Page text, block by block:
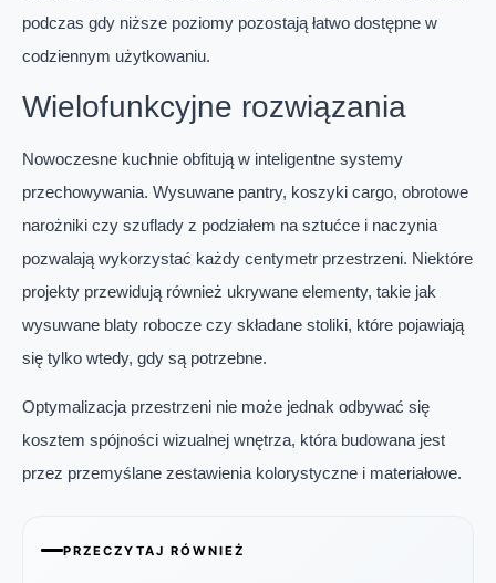
podczas gdy niższe poziomy pozostają łatwo dostępne w
codziennym użytkowaniu.
Wielofunkcyjne rozwiązania
Nowoczesne kuchnie obfitują w inteligentne systemy
przechowywania. Wysuwane pantry, koszyki cargo, obrotowe
narożniki czy szuflady z podziałem na sztućce i naczynia
pozwalają wykorzystać każdy centymetr przestrzeni. Niektóre
projekty przewidują również ukrywane elementy, takie jak
wysuwane blaty robocze czy składane stoliki, które pojawiają
się tylko wtedy, gdy są potrzebne.
Optymalizacja przestrzeni nie może jednak odbywać się
kosztem spójności wizualnej wnętrza, która budowana jest
przez przemyślane zestawienia kolorystyczne i materiałowe.
PRZECZYTAJ RÓWNIEŻ